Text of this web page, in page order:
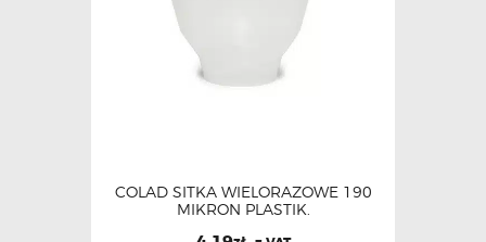
COLAD SITKA WIELORAZOWE 190
MIKRON PLASTIK.